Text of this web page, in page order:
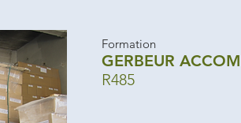
Formation
GERBEUR
R485